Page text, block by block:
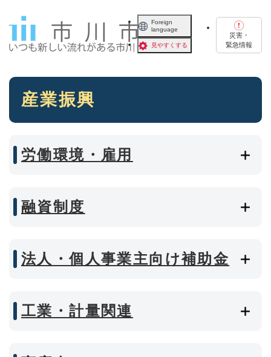
Foreign
language
見やすくする
災害・
緊急情報
本
産業振興
労働環境・雇用
融資制度
法人・個人事業主向け補助金
工業・計量関連